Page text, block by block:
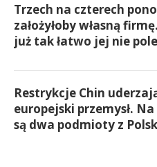
Trzech na czterech
założyłoby własną
już tak łatwo jej nie
Restrykcje Chin
europejski przemysł.
są dwa podmioty z